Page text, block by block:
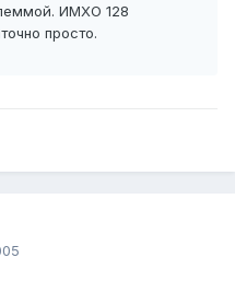
ИМХО 128
просто.